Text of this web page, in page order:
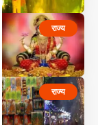
राज्य
राज्य